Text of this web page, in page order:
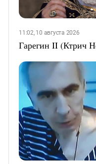
11:02, 10 августа 2026
Гарегин II (Ктрич